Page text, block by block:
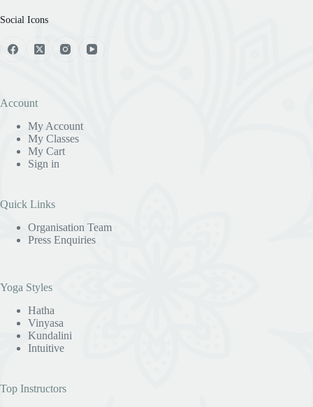
Social Icons
Account
My Account
My Classes
My Cart
Sign in
Quick Links
Organisation Team
Press Enquiries
Yoga Styles
Hatha
Vinyasa
Kundalini
Intuitive
Top Instructors